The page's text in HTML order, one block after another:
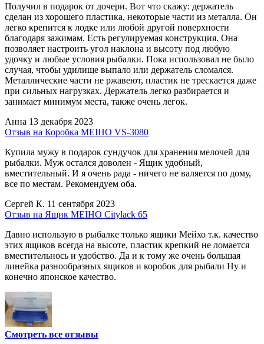
Получил в подарок от дочери. Вот что скажу: держатель
сделан из хорошего пластика, некоторые части из металла. Он
легко крепится к лодке или любой другой поверхности
благодаря зажимам. Есть регулируемая конструкция. Она
позволяет настроить угол наклона и высоту под любую
удочку и любые условия рыбалки. Пока использовал не было
случая, чтобы удилище выпало или держатель сломался.
Металлические части не ржавеют, пластик не трескается даже
при сильных нагрузках. Держатель легко разбирается и
занимает минимум места, также очень легок.
Анна 13 декабря 2023
Отзыв на Коробка MEIHO VS-3080
Купила мужу в подарок сундучок для хранения мелочей для
рыбалки. Муж остался доволен - Ящик удобный,
вместительный. И я очень рада - ничего не валяется по дому,
все по местам. Рекомендуем оба.
Сергей К. 11 сентября 2023
Отзыв на Ящик MEIHO Citylack 65
Давно использую в рыбалке только ящики Мейхо т.к. качество
этих ящиков всегда на высоте, пластик крепкий не ломается
вместительнось и удобство. Да и к тому же очень большая
линейка разнообразных ящиков и коробок для рыбали Ну и
конечно японское качество.
Смотреть все отзывы